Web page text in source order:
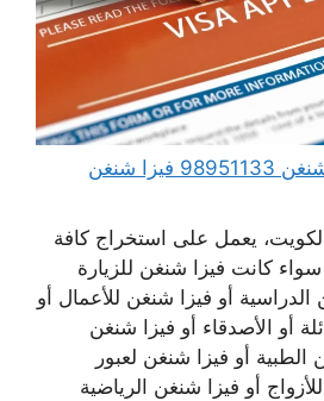
مكتب استخراج فيزا شنغن 98951133 فيزا شنغن
يعمل على استخراج كافة
كانت فيزا شنغن للزيارة
أو فيزا شنغن للأعمال أو
أو الأصدقاء أو فيزا شنغن
الطبية أو فيزا شنغن لعبور
أو فيزا شنغن الرياضية